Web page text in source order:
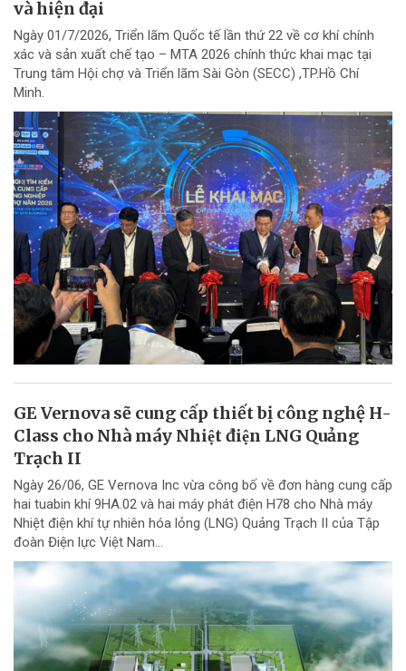
và hiện đại
Ngày 01/7/2026, Triển lãm Quốc tế lần thứ 22 về cơ khí chính
xác và sản xuất chế tạo – MTA 2026 chính thức khai mạc tại
Trung tâm Hội chợ và Triển lãm Sài Gòn (SECC) ,TP.Hồ Chí
Minh.
GE Vernova sẽ cung cấp thiết bị công nghệ H-
Class cho Nhà máy Nhiệt điện LNG Quảng
Trạch II
Ngày 26/06, GE Vernova Inc vừa công bố về đơn hàng cung cấp
hai tuabin khí 9HA.02 và hai máy phát điện H78 cho Nhà máy
Nhiệt điện khí tự nhiên hóa lỏng (LNG) Quảng Trạch II của Tập
đoàn Điện lực Việt Nam...